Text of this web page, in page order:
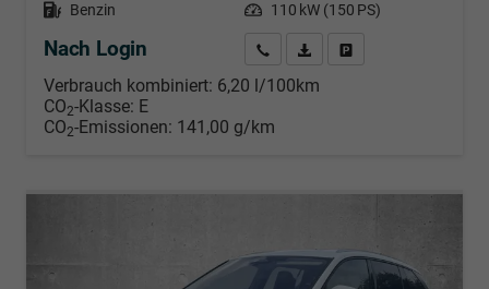
Kraftstoff Benzin Leistung 110 kW (150 PS)
Nach Login Wir rufen Sie anPDF-Datei, Fahrzeugexposé
Verbrauch kombiniert: 6,20 l/100km
CO2-Klasse: E
CO2-Emissionen: 141,00 g/km